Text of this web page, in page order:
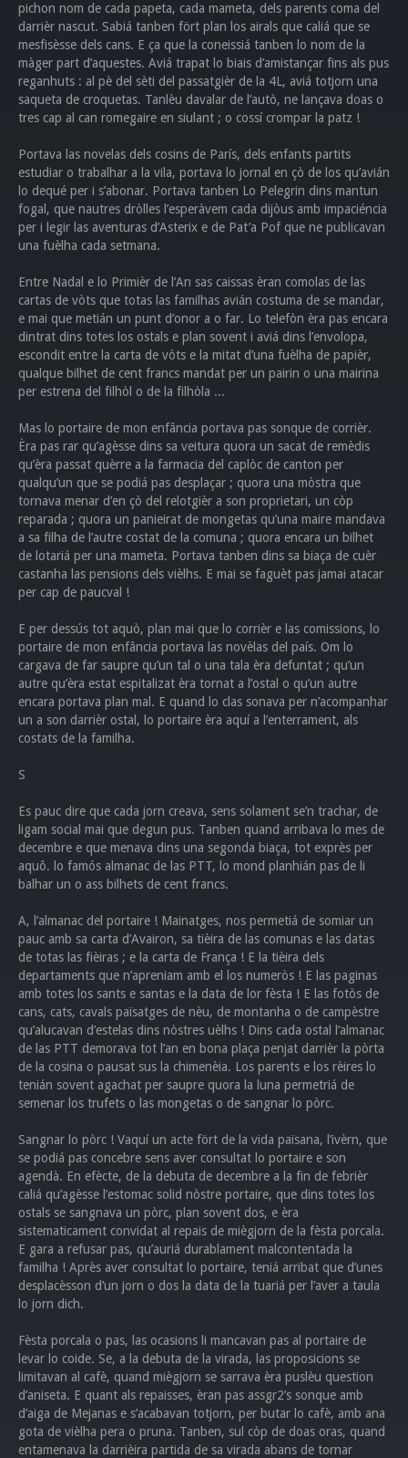
pichon nom de cada papeta, cada mameta, dels parents coma del
darrièr nascut. Sabiá tanben fört plan los airals que caliá que se
mesfisèsse dels cans. E ça que la coneissiá tanben lo nom de la
màger part d’aquestes. Aviá trapat lo biais d’amistançar fins als pus
reganhuts : al pè del sèti del passatgièr de la 4L, aviá totjorn una
saqueta de croquetas. Tanlèu davalar de l’autò, ne lançava doas o
tres cap al can romegaire en siulant ; o cossí crompar la patz !
Portava las novelas dels cosins de París, dels enfants partits
estudiar o trabalhar a la vila, portava lo jornal en çò de los qu’avián
lo dequé per i s’abonar. Portava tanben Lo Pelegrin dins mantun
fogal, que nautres dròlles l’esperàvem cada dijòus amb impaciéncia
per i legir las aventuras d’Asterix e de Pat’a Pof que ne publicavan
una fuèlha cada setmana.
Entre Nadal e lo Primièr de l’An sas caissas èran comolas de las
cartas de vòts que totas las familhas avián costuma de se mandar,
e mai que metián un punt d’onor a o far. Lo telefòn èra pas encara
dintrat dins totes los ostals e plan sovent i aviá dins l’envolopa,
escondit entre la carta de vòts e la mitat d’una fuèlha de papièr,
qualque bilhet de cent francs mandat per un pairin o una mairina
per estrena del filhòl o de la filhòla ...
Mas lo portaire de mon enfância portava pas sonque de corrièr.
Èra pas rar qu’agèsse dins sa veitura quora un sacat de remèdis
qu’èra passat quèrre a la farmacia del caplòc de canton per
qualqu’un que se podiá pas desplaçar ; quora una mòstra que
tornava menar d’en çò del relotgièr a son proprietari, un còp
reparada ; quora un panieirat de mongetas qu’una maire mandava
a sa filha de l’autre costat de la comuna ; quora encara un bilhet
de lotariá per una mameta. Portava tanben dins sa biaça de cuèr
castanha las pensions dels vièlhs. E mai se faguèt pas jamai atacar
per cap de paucval !
E per dessús tot aquò, plan mai que lo corrièr e las comissions, lo
portaire de mon enfância portava las novèlas del país. Om lo
cargava de far saupre qu’un tal o una tala èra defuntat ; qu’un
autre qu’èra estat espitalizat èra tornat a l’ostal o qu’un autre
encara portava plan mal. E quand lo clas sonava per n’acompanhar
un a son darrièr ostal, lo portaire èra aquí a l’enterrament, als
costats de la familha.
S
Es pauc dire que cada jorn creava, sens solament se’n trachar, de
ligam social mai que degun pus. Tanben quand arribava lo mes de
decembre e que menava dins una segonda biaça, tot exprès per
aquô. lo famós almanac de las PTT, lo mond planhián pas de li
balhar un o ass bilhets de cent francs.
A, l’almanac del portaire ! Mainatges, nos permetiá de somiar un
pauc amb sa carta d’Avairon, sa tièira de las comunas e las datas
de totas las fièiras ; e la carta de França ! E la tièira dels
departaments que n’apreniam amb el los numeròs ! E las paginas
amb totes los sants e santas e la data de lor fèsta ! E las fotòs de
cans, cats, cavals païsatges de nèu, de montanha o de campèstre
qu’alucavan d’estelas dins nòstres uèlhs ! Dins cada ostal l’almanac
de las PTT demorava tot l’an en bona plaça penjat darrièr la pòrta
de la cosina o pausat sus la chimenèia. Los parents e los rèires lo
tenián sovent agachat per saupre quora la luna permetriá de
semenar los trufets o las mongetas o de sangnar lo pòrc.
Sangnar lo pòrc ! Vaquí un acte fört de la vida païsana, l’ivèrn, que
se podiá pas concebre sens aver consultat lo portaire e son
agendà. En efècte, de la debuta de decembre a la fin de febrièr
caliá qu’agèsse l’estomac solid nòstre portaire, que dins totes los
ostals se sangnava un pòrc, plan sovent dos, e èra
sistematicament convidat al repais de miègjorn de la fèsta porcala.
E gara a refusar pas, qu’auriá durablament malcontentada la
familha ! Après aver consultat lo portaire, teniá arribat que d’unes
desplacèsson d’un jorn o dos la data de la tuariá per l’aver a taula
lo jorn dich.
Fèsta porcala o pas, las ocasions li mancavan pas al portaire de
levar lo coide. Se, a la debuta de la virada, las proposicions se
limitavan al cafè, quand miègjorn se sarrava èra puslèu question
d’aniseta. E quant als repaisses, èran pas assgr2’s sonque amb
d’aiga de Mejanas e s’acabavan totjorn, per butar lo cafè, amb ana
gota de vièlha pera o pruna. Tanben, sul còp de doas oras, quand
entamenava la darrièira partida de sa virada abans de tornar